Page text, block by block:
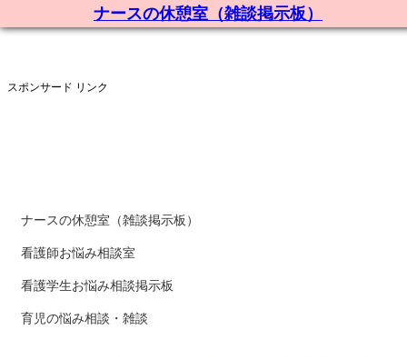
ナースの休憩室（雑談掲示板）
スポンサード リンク
ナースの休憩室（雑談掲示板）
看護師お悩み相談室
看護学生お悩み相談掲示板
育児の悩み相談・雑談